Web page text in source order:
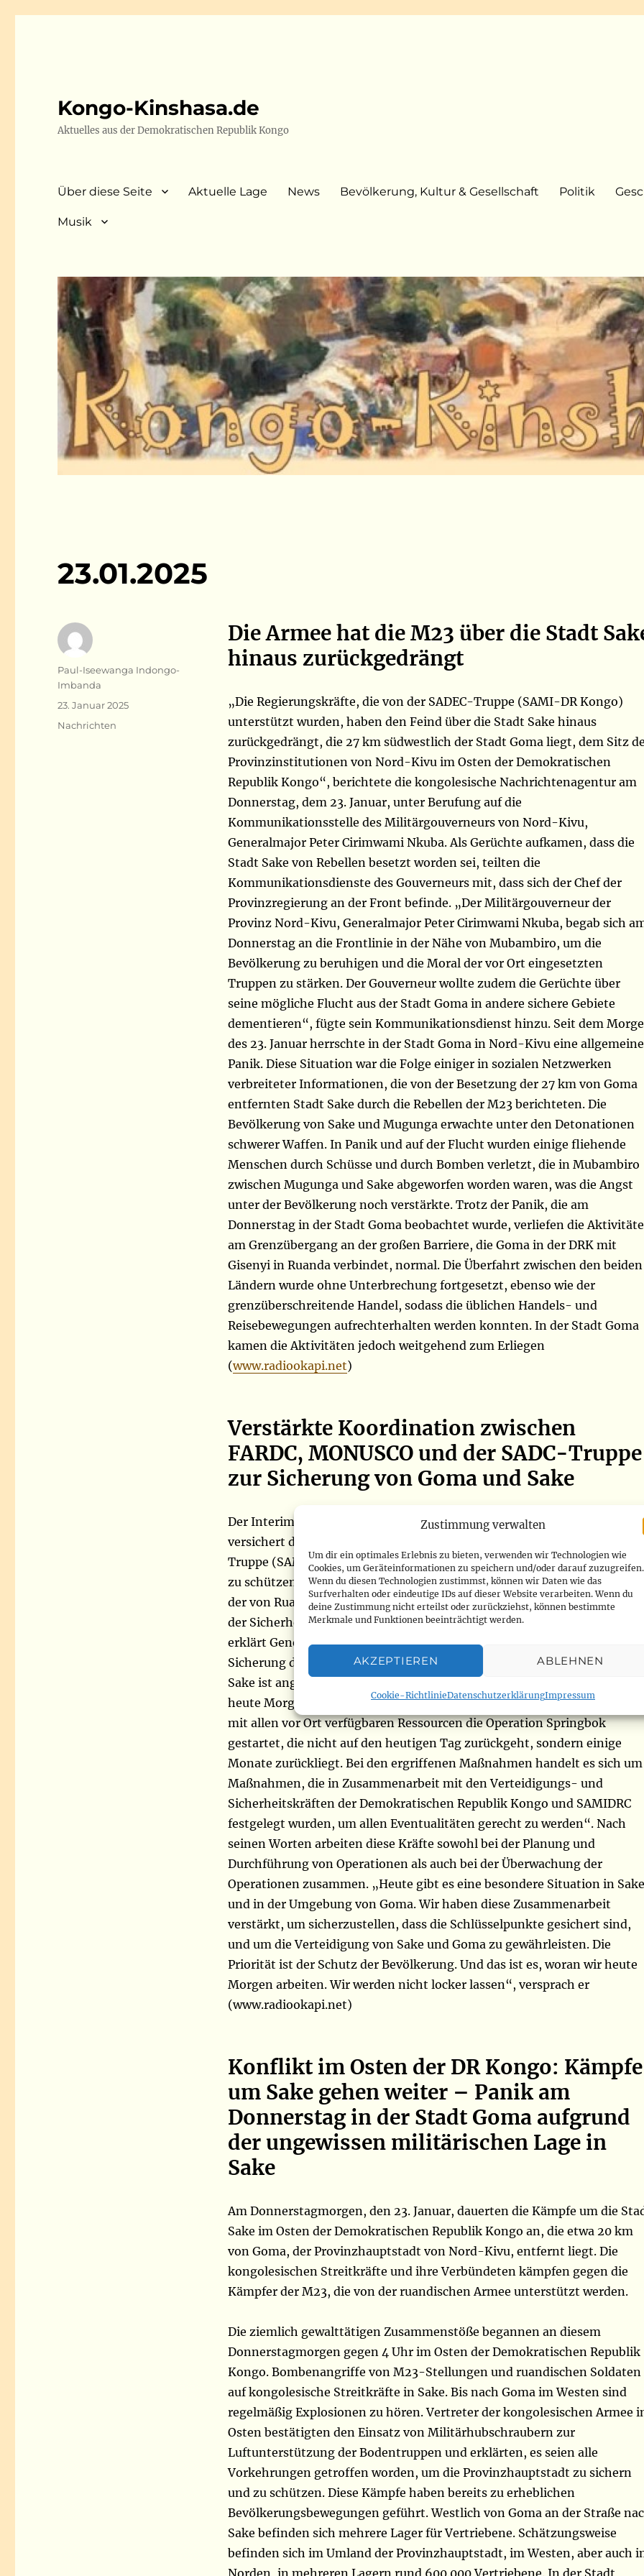
Zustimmung verwalten
Um dir ein optimales Erlebnis zu bieten, verwenden wir Technologien wie
Cookies, um Geräteinformationen zu speichern und/oder darauf zuzugreifen.
Wenn du diesen Technologien zustimmst, können wir Daten wie das
Surfverhalten oder eindeutige IDs auf dieser Website verarbeiten. Wenn du
deine Zustimmung nicht erteilst oder zurückziehst, können bestimmte
Merkmale und Funktionen beeinträchtigt werden.
AKZEPTIEREN ABLEHNEN
Cookie-RichtlinieDatenschutzerklärungImpressum
Kongo-Kinshasa.de
Aktuelles aus der Demokratischen Republik Kongo
Über diese Seite Aktuelle Lage News Bevölkerung, Kultur & Gesellschaft Politik
Musik
23.01.2025
Die Armee hat die M23 über die Stadt
hinaus zurückgedrängt
„Die Regierungskräfte, die von der SADEC-Truppe (SAMI-DR Kongo)
unterstützt wurden, haben den Feind über die Stadt Sake hinaus
zurückgedrängt, die 27 km südwestlich der Stadt Goma liegt, dem Sitz
Provinzinstitutionen von Nord-Kivu im Osten der Demokratischen
Republik Kongo“, berichtete die kongolesische Nachrichtenagentur am
Donnerstag, dem 23. Januar, unter Berufung auf die
Kommunikationsstelle des Militärgouverneurs von Nord-Kivu,
Generalmajor Peter Cirimwami Nkuba. Als Gerüchte aufkamen, dass die
Stadt Sake von Rebellen besetzt worden sei, teilten die
Kommunikationsdienste des Gouverneurs mit, dass sich der Chef der
Provinzregierung an der Front befinde. „Der Militärgouverneur der
Provinz Nord-Kivu, Generalmajor Peter Cirimwami Nkuba, begab sich
Donnerstag an die Frontlinie in der Nähe von Mubambiro, um die
Bevölkerung zu beruhigen und die Moral der vor Ort eingesetzten
Truppen zu stärken. Der Gouverneur wollte zudem die Gerüchte über
seine mögliche Flucht aus der Stadt Goma in andere sichere Gebiete
dementieren“, fügte sein Kommunikationsdienst hinzu. Seit dem
des 23. Januar herrschte in der Stadt Goma in Nord-Kivu eine allgemeine
Panik. Diese Situation war die Folge einiger in sozialen Netzwerken
verbreiteter Informationen, die von der Besetzung der 27 km von Goma
entfernten Stadt Sake durch die Rebellen der M23 berichteten. Die
Bevölkerung von Sake und Mugunga erwachte unter den Detonationen
schwerer Waffen. In Panik und auf der Flucht wurden einige fliehende
Menschen durch Schüsse und durch Bomben verletzt, die in Mubambiro
zwischen Mugunga und Sake abgeworfen worden waren, was die Angst
unter der Bevölkerung noch verstärkte. Trotz der Panik, die am
Donnerstag in der Stadt Goma beobachtet wurde, verliefen die
am Grenzübergang an der großen Barriere, die Goma in der DRK mit
Gisenyi in Ruanda verbindet, normal. Die Überfahrt zwischen den beiden
Ländern wurde ohne Unterbrechung fortgesetzt, ebenso wie der
grenzüberschreitende Handel, sodass die üblichen Handels- und
Reisebewegungen aufrechterhalten werden konnten. In der Stadt Goma
kamen die Aktivitäten jedoch weitgehend zum Erliegen
(www.radiookapi.net)
Verstärkte Koordination zwischen
FARDC, MONUSCO und der SADC-Truppe
zur Sicherung von Goma und Sake
Der Interimskommandeur der MONUSCO-Truppen, General Khar Diouf,
versichert der Bevölkerung, dass die FARDC, die MONUSCO und die
Truppe (SAMIDRC) zusammenarbeiten werden, um die Zivilbevölkerung
zu schützen und die Stadt Goma sowie die Stadt Sake vor den Angriffen
der von Ruanda unterstützten M23-Rebellen zu verteidigen. Angesichts
der Sicherheitslage in Sake und der Umgebung von Goma in Nord-Kivu
erklärt General Khar Diouf, dass die drei Streitkräfte derzeit für die
Sicherung der Schlüsselpunkte sorgen: „Die Sicherheitslage in Goma
Sake ist angespannt, aber unter Kontrolle. Wie Sie wissen, gibt es seit
heute Morgen einen feindlichen Vorstoß in Mubambiro, und wir haben
mit allen vor Ort verfügbaren Ressourcen die Operation Springbok
gestartet, die nicht auf den heutigen Tag zurückgeht, sondern einige
Monate zurückliegt. Bei den ergriffenen Maßnahmen handelt es sich um
Maßnahmen, die in Zusammenarbeit mit den Verteidigungs- und
Sicherheitskräften der Demokratischen Republik Kongo und SAMIDRC
festgelegt wurden, um allen Eventualitäten gerecht zu werden“. Nach
seinen Worten arbeiten diese Kräfte sowohl bei der Planung und
Durchführung von Operationen als auch bei der Überwachung der
Operationen zusammen. „Heute gibt es eine besondere Situation in Sake
und in der Umgebung von Goma. Wir haben diese Zusammenarbeit
verstärkt, um sicherzustellen, dass die Schlüsselpunkte gesichert sind,
und um die Verteidigung von Sake und Goma zu gewährleisten. Die
Priorität ist der Schutz der Bevölkerung. Und das ist es, woran wir heute
Morgen arbeiten. Wir werden nicht locker lassen“, versprach er
(www.radiookapi.net)
Konflikt im Osten der DR Kongo: Kämpfe
um Sake gehen weiter – Panik am
Donnerstag in der Stadt Goma aufgrund
der ungewissen militärischen Lage in
Sake
Am Donnerstagmorgen, den 23. Januar, dauerten die Kämpfe um die
Sake im Osten der Demokratischen Republik Kongo an, die etwa 20 km
von Goma, der Provinzhauptstadt von Nord-Kivu, entfernt liegt. Die
kongolesischen Streitkräfte und ihre Verbündeten kämpfen gegen die
Kämpfer der M23, die von der ruandischen Armee unterstützt werden.
Die ziemlich gewalttätigen Zusammenstöße begannen an diesem
Donnerstagmorgen gegen 4 Uhr im Osten der Demokratischen Republik
Kongo. Bombenangriffe von M23-Stellungen und ruandischen Soldaten
auf kongolesische Streitkräfte in Sake. Bis nach Goma im Westen sind
regelmäßig Explosionen zu hören. Vertreter der kongolesischen Armee
Osten bestätigten den Einsatz von Militärhubschraubern zur
Luftunterstützung der Bodentruppen und erklärten, es seien alle
Vorkehrungen getroffen worden, um die Provinzhauptstadt zu sichern
und zu schützen. Diese Kämpfe haben bereits zu erheblichen
Bevölkerungsbewegungen geführt. Westlich von Goma an der Straße
Sake befinden sich mehrere Lager für Vertriebene. Schätzungsweise
befinden sich im Umland der Provinzhauptstadt, im Westen, aber auch
Autor
Paul-Iseewanga Indongo-
Imbanda
Veröffentlicht
23. Januar 2025
Kategorien
Nachrichten